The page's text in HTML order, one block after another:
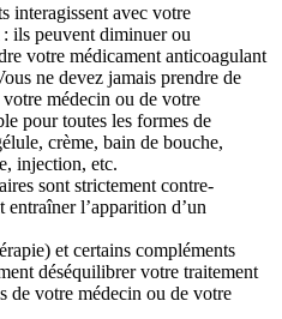
interagissent avec votre
ils peuvent diminuer ou
votre médicament anticoagulant
ne devez jamais prendre de
médecin ou de votre
pour toutes les formes de
crème, bain de bouche,
injection, etc.
sont strictement contre-
l’apparition d’un
et certains compléments
déséquilibrer votre traitement
de votre médecin ou de votre